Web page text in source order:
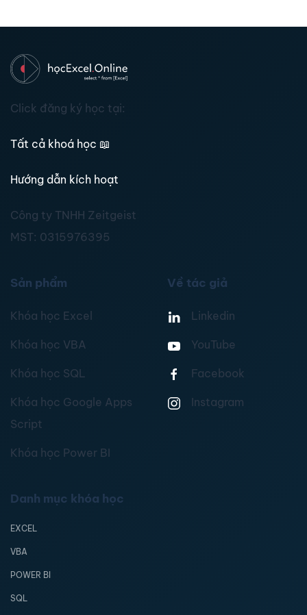
Click đăng ký học tại:
Tất cả khoá học 📖
Hướng dẫn kích hoạt
Công ty TNHH Zeitgeist
MST: 0315976395
Sản phẩm
Khóa học Excel
Khóa học VBA
Khóa học SQL
Khóa học Google Apps
Script
Khóa học Power BI
Về tác giả
Linkedin
YouTube
Facebook
Instagram
Danh mục khóa học
EXCEL
VBA
POWER BI
SQL